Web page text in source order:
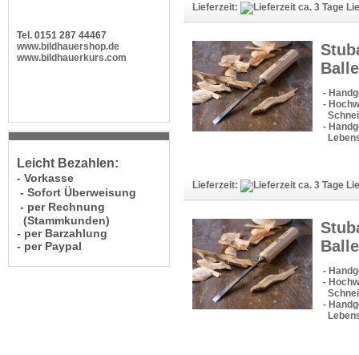
Lieferzeit:
-
-
-
Lieferzeit:
-
-
-
Tel. 0151 287 44467
www.bildhauershop.de
www.bildhauerkurs.com
Leicht Bezahlen:
- Vorkasse
- Sofort Überweisung
- per Rechnung
(Stammkunden)
- per Barzahlung
- per Paypal